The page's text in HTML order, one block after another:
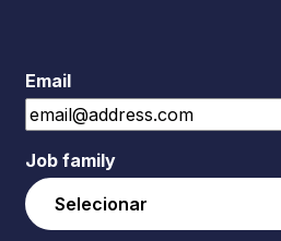
Email
Job family